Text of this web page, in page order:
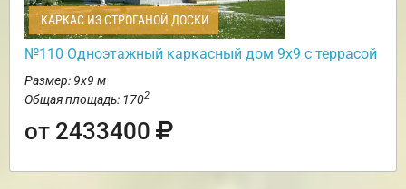
КАРКАС ИЗ СТРОГАНОЙ ДОСКИ
№110 Одноэтажный каркасный дом 9х9 с террасой
Размер: 9х9 м
Общая площадь: 1702
от 2433400